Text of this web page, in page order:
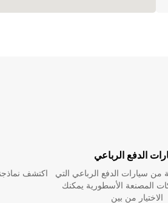
اكتشف
الدفع الرباعي
سيارات الدفع الرباعي التي
المصنعة الأسطورية يمكنك
الاختيار من بين